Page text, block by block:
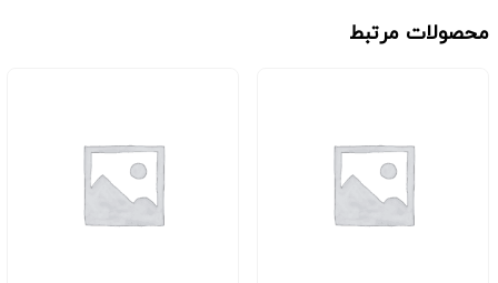
محصولات مرتبط